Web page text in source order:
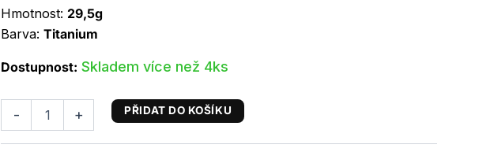
Hmotnost: 29,5g
Barva: Titanium
Dostupnost: Skladem více než 4ks
- + PŘIDAT DO KOŠÍKU